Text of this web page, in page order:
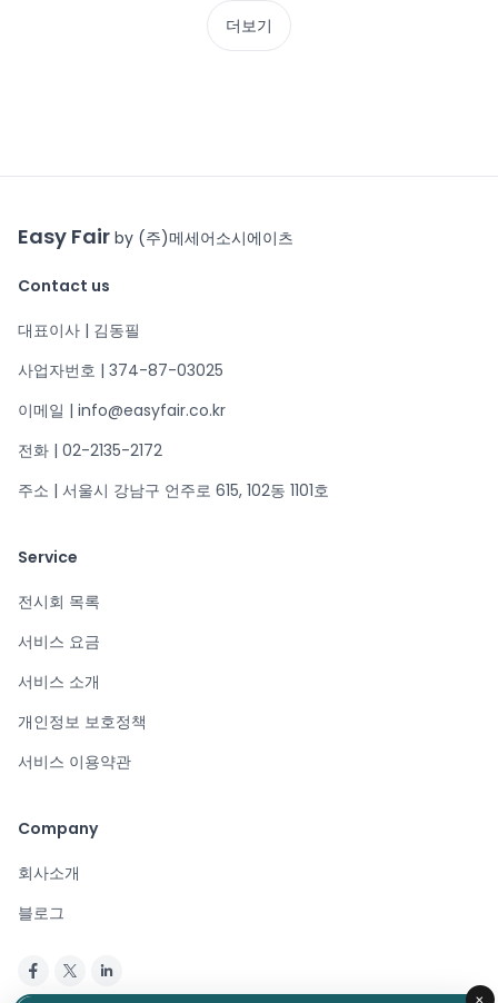
더보기
Easy Fair by (주)메세어소시에이츠
Contact us
대표이사 | 김동필
사업자번호 | 374-87-03025
이메일 | info@easyfair.co.kr
전화 | 02-2135-2172
주소 | 서울시 강남구 언주로 615, 102동 1101호
Service
전시회 목록
서비스 요금
서비스 소개
개인정보 보호정책
서비스 이용약관
Company
회사소개
블로그
×